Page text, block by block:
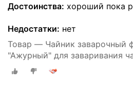
Достоинства: хороший пока
Недостатки: нет
Товар — Чайник заварочный
"Ажурный" для заваривания